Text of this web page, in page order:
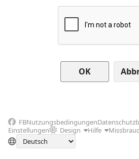
FBNutzungsbedingungen
Einstellungen
Design Hilfe